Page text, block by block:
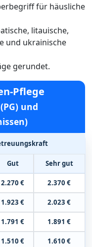
für häusliche
litauische,
und ukrainische
gerundet.
Pflege
und
Gut Sehr gut
2.270 € 2.370 €
1.923 € 2.023 €
1.791 € 1.891 €
1.510 € 1.610 €